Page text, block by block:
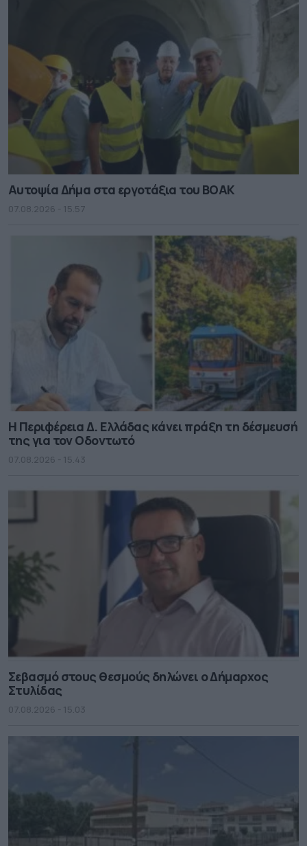
Αυτοψία Δήμα στα εργοτάξια του ΒΟΑΚ
07.08.2026 - 15.57
Η Περιφέρεια Δ. Ελλάδας κάνει πράξη τη δέσμευσή
της για τον Οδοντωτό
07.08.2026 - 15.43
Σεβασμό στους θεσμούς δηλώνει ο Δήμαρχος
Στυλίδας
07.08.2026 - 15.03